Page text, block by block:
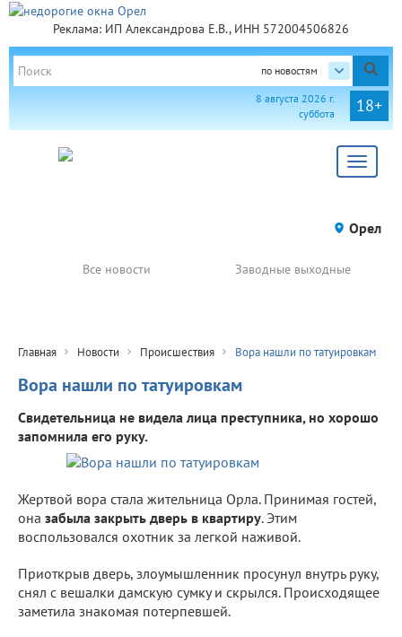
Реклама: ИП Александрова Е.В., ИНН 572004506826
по новостям
18+
8 августа 2026 г.
суббота
Toggle
Орел
Все новости Заводные выходные
Главная Новости Происшествия Вора нашли по татуировкам
Вора нашли по татуировкам
Свидетельница не видела лица преступника, но хорошо
запомнила его руку.
Жертвой вора стала жительница Орла. Принимая гостей,
она забыла закрыть дверь в квартиру. Этим
воспользовался охотник за легкой наживой.
Приоткрыв дверь, злоумышленник просунул внутрь руку,
снял с вешалки дамскую сумку и скрылся. Происходящее
заметила знакомая потерпевшей.